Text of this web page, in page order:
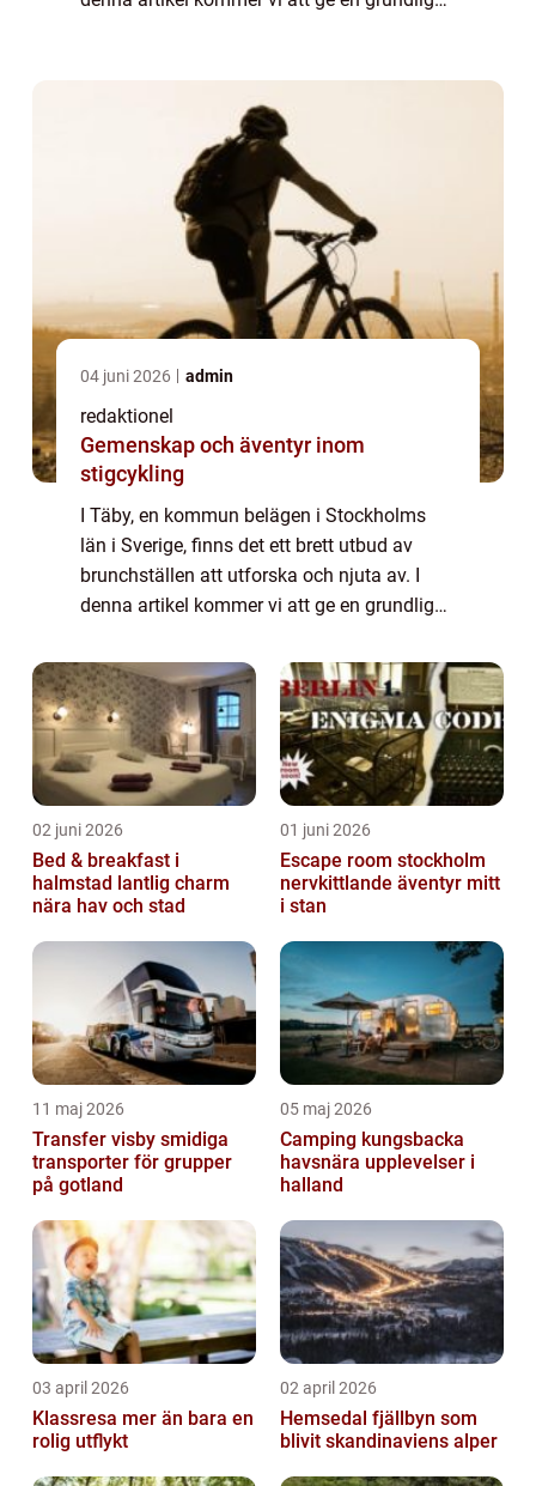
04 juni 2026 admin
redaktionel
Gemenskap och äventyr inom
stigcykling
I Täby, en kommun belägen i Stockholms
län i Sverige, finns det ett brett utbud av
brunchställen att utforska och njuta av. I
denna artikel kommer vi att ge en grundlig
presentera olika typer av brunchställen som
fi...
02 juni 2026
Bed & breakfast i
halmstad lantlig charm
nära hav och stad
01 juni 2026
Escape room stockholm
nervkittlande äventyr mitt
i stan
11 maj 2026
Transfer visby smidiga
transporter för grupper
på gotland
05 maj 2026
Camping kungsbacka
havsnära upplevelser i
halland
03 april 2026
Klassresa mer än bara en
rolig utflykt
02 april 2026
Hemsedal fjällbyn som
blivit skandinaviens alper